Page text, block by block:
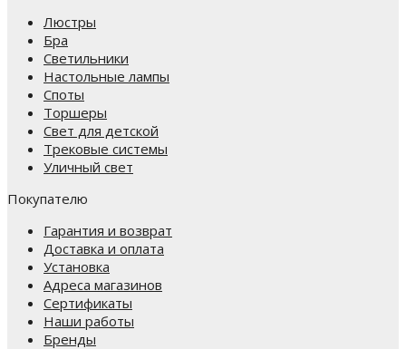
Люстры
Бра
Светильники
Настольные лампы
Споты
Торшеры
Свет для детской
Трековые системы
Уличный свет
Покупателю
Гарантия и возврат
Доставка и оплата
Установка
Адреса магазинов
Сертификаты
Наши работы
Бренды